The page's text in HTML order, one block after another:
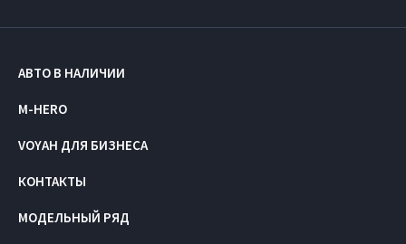
АВТО В НАЛИЧИИ
M-HERO
VOYAH ДЛЯ БИЗНЕСА
КОНТАКТЫ
МОДЕЛЬНЫЙ РЯД